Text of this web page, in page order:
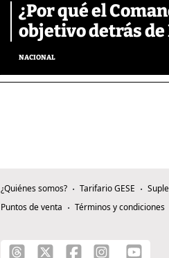
¿Por qué el
objetivo detrás de
NACIONAL
¿Quiénes somos? Tarifario GESE
Puntos de venta
Términos y condiciones